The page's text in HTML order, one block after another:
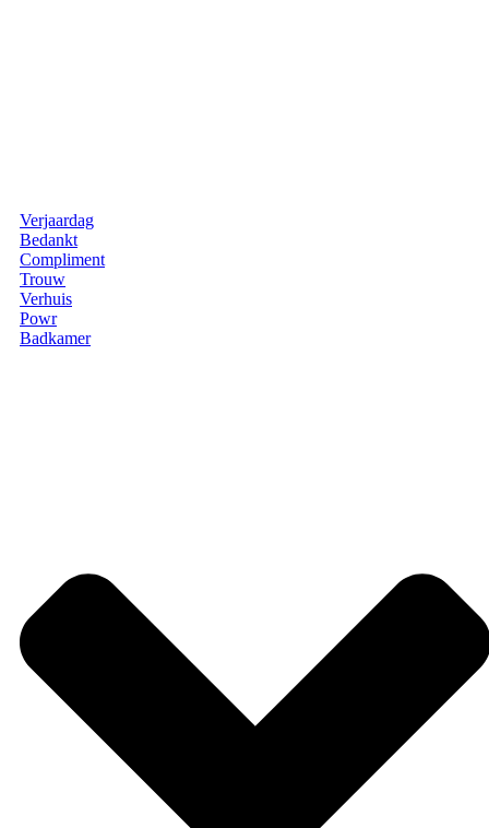
Verjaardag
Bedankt
Compliment
Trouw
Verhuis
Powr
Badkamer